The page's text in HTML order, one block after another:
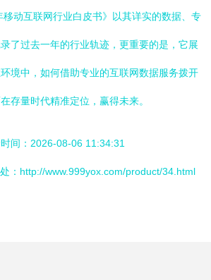
动互联网行业白皮书》以其详实的数据、专
了过去一年的行业轨迹，更重要的是，它展
境中，如何借助专业的互联网数据服务拨开
存量时代精准定位，赢得未来。
间：2026-08-06 11:34:31
：http://www.999yox.com/product/34.html